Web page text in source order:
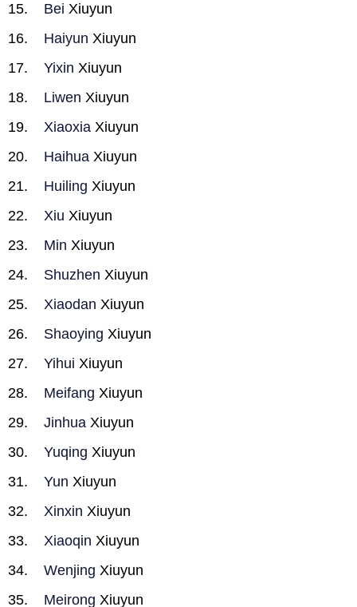
Bei Xiuyun
Haiyun Xiuyun
Yixin Xiuyun
Liwen Xiuyun
Xiaoxia Xiuyun
Haihua Xiuyun
Huiling Xiuyun
Xiu Xiuyun
Min Xiuyun
Shuzhen Xiuyun
Xiaodan Xiuyun
Shaoying Xiuyun
Yihui Xiuyun
Meifang Xiuyun
Jinhua Xiuyun
Yuqing Xiuyun
Yun Xiuyun
Xinxin Xiuyun
Xiaoqin Xiuyun
Wenjing Xiuyun
Meirong Xiuyun